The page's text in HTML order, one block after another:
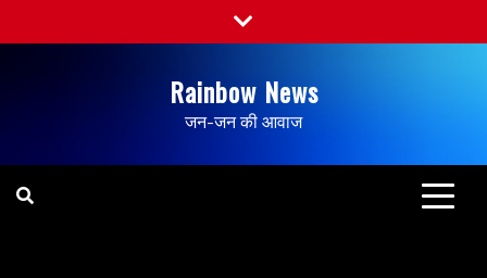
Rainbow News
जन-जन की आवाज